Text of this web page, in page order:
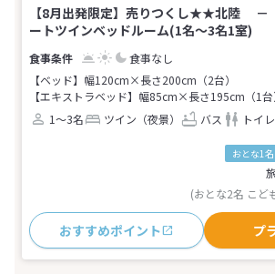
【8月出発限定】売りつくし★★北陸 －
ートツインベッドルーム(1名～3名1室)
食事なし
【ベッド】幅120cm×長さ200cm（2台）
【エキストラベッド】幅85cm×長さ195cm（1台
1～3名
ツイン（夜景） バス トイレ
おとな1名
(おとな2名 こど
おすすめポイント プ